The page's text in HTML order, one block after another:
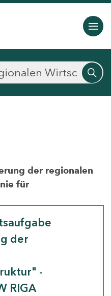
der regionalen
für
der
-
RIGA